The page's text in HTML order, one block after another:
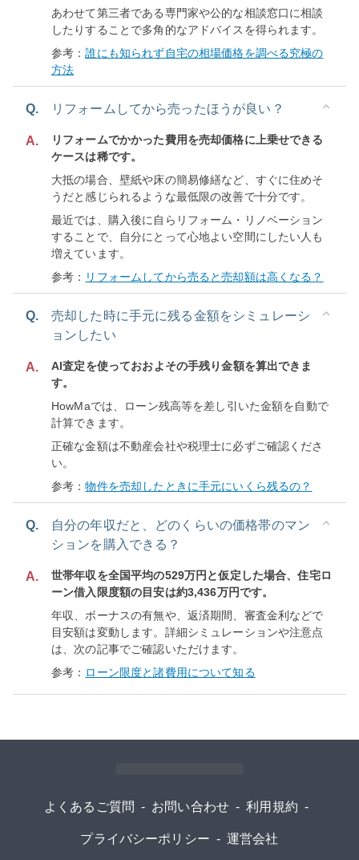
あわせて第三者である専門家や公的な相談窓口に相談
したりすることで多角的なアドバイスを得られます。
参考：誰にも知られず自宅の相場価格を調べる究極の
方法
Q. リフォームしてから売ったほうが良い？
A.
リフォームでかかった費用を売却価格に上乗せできる
ケースは稀です。
大抵の場合、壁紙や床の簡易修繕など、すぐに住めそ
うだと感じられるような最低限の改善で十分です。
最近では、購入後に自らリフォーム・リノベーション
することで、自分にとって心地よい空間にしたい人も
増えています。
参考： リフォームしてから売ると売却額は高くなる？
Q.
売却した時に手元に残る金額をシミュレーシ
ョンしたい
A.
AI査定を使っておおよその手残り金額を算出できま
す。
HowMaでは、ローン残高等を差し引いた金額を自動で
計算できます。
正確な金額は不動産会社や税理士に必ずご確認くださ
い。
参考：物件を売却したときに手元にいくら残るの？
Q.
自分の年収だと、どのくらいの価格帯のマン
ションを購入できる？
A.
世帯年収を全国平均の529万円と仮定した場合、住宅ロ
ーン借入限度額の目安は約3,436万円です。
年収、ボーナスの有無や、返済期間、審査金利などで
目安額は変動します。詳細シミュレーションや注意点
は、次の記事でご確認いただけます。
参考： ローン限度と諸費用について知る
よくあるご質問 - お問い合わせ - 利用規約 -
プライバシーポリシー - 運営会社